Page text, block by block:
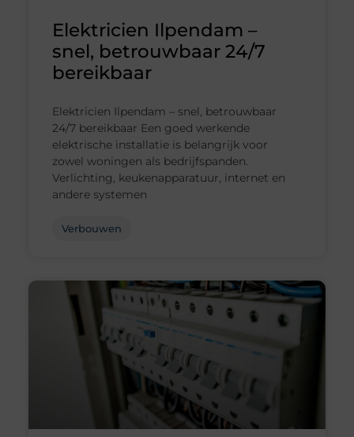
Elektricien Ilpendam –
snel, betrouwbaar 24/7
bereikbaar
Elektricien Ilpendam – snel, betrouwbaar
24/7 bereikbaar Een goed werkende
elektrische installatie is belangrijk voor
zowel woningen als bedrijfspanden.
Verlichting, keukenapparatuur, internet en
andere systemen
Verbouwen